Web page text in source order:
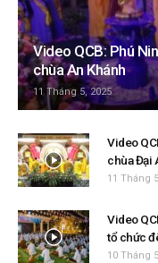
Video QCB: Phú
chùa An Khánh
11 Tháng 5, 2025
Video
chùa Đại
11 Tháng
Video
tổ chức
10 Tháng